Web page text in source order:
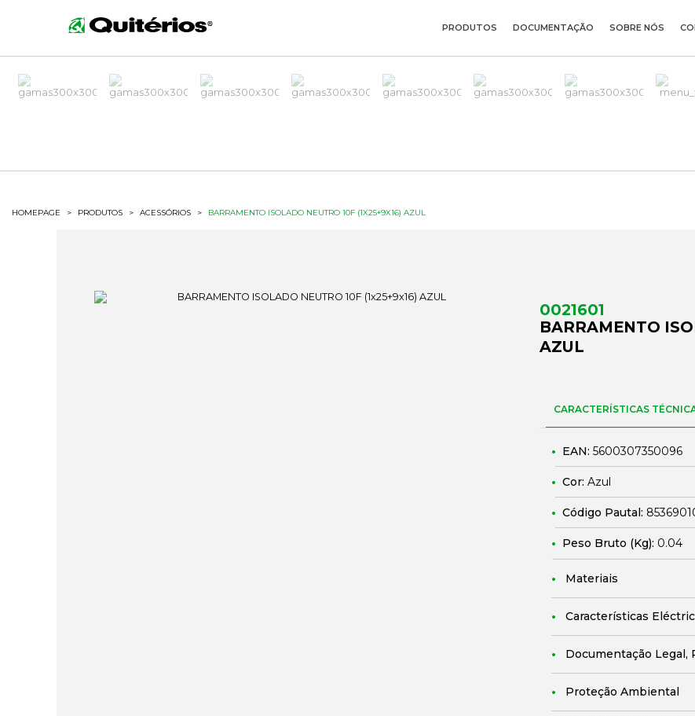
PRODUTOS DOCUMENTAÇÃO SOBRE NÓS
HOMEPAGE > PRODUTOS > ACESSÓRIOS > BARRAMENTO ISOLADO NEUTRO 10F (1X25+9X16) AZUL
0021601
BARRAMENTO
AZUL
CARACTERÍSTICAS
EAN: 5600307350096
Cor: Azul
Código Pautal:
Peso Bruto (Kg): 0.04
Materiais
Características
Documentação Legal,
Proteção Ambiental